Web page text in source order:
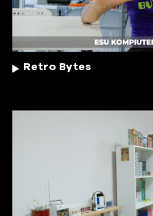
Retro Bytes